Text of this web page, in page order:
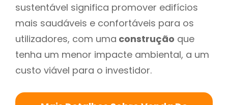
sustentável significa promover edifícios
mais saudáveis e confortáveis para os
utilizadores, com uma construção que
tenha um menor impacte ambiental, a um
custo viável para o investidor.